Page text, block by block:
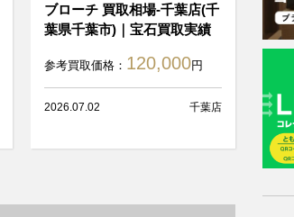
ブローチ 買取相場-千葉店(千
葉県千葉市)｜宝石買取実績
参考買取価格： 120,000円
2026.07.02 千葉店